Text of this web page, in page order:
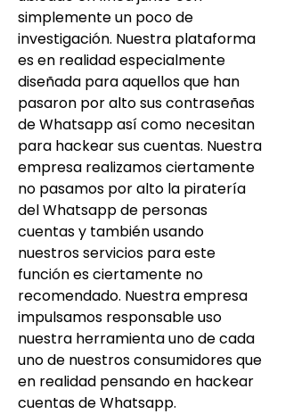
simplemente un poco de
investigación. Nuestra plataforma
es en realidad especialmente
diseñada para aquellos que han
pasaron por alto sus contraseñas
de Whatsapp así como necesitan
para hackear sus cuentas. Nuestra
empresa realizamos ciertamente
no pasamos por alto la piratería
del Whatsapp de personas
cuentas y también usando
nuestros servicios para este
función es ciertamente no
recomendado. Nuestra empresa
impulsamos responsable uso
nuestra herramienta uno de cada
uno de nuestros consumidores que
en realidad pensando en hackear
cuentas de Whatsapp.